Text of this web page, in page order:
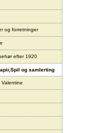
og forretninger
efter 1920
og samlerting